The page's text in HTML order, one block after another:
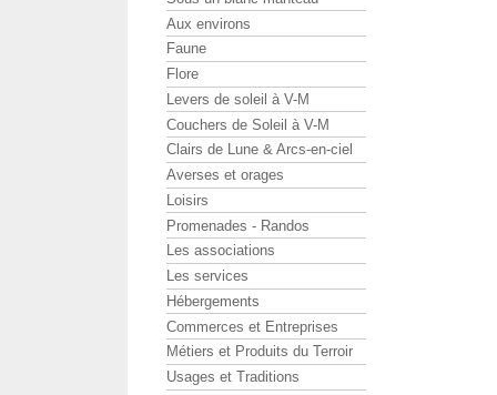
Aux environs
Faune
Flore
Levers de soleil à V-M
Couchers de Soleil à V-M
Clairs de Lune & Arcs-en-ciel
Averses et orages
Loisirs
Promenades - Randos
Les associations
Les services
Hébergements
Commerces et Entreprises
Métiers et Produits du Terroir
Usages et Traditions